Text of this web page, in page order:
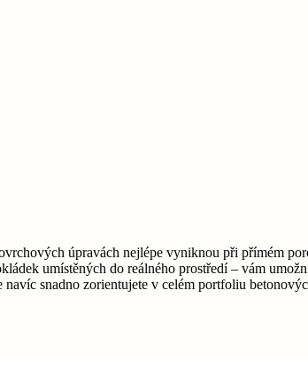
úpravách nejlépe vyniknou při přímém
umístěných do reálného prostředí – vám
snadno zorientujete v celém portfoliu